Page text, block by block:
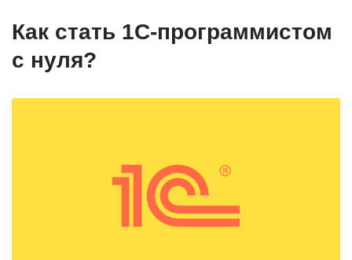
Как стать 1С-программистом
с нуля?